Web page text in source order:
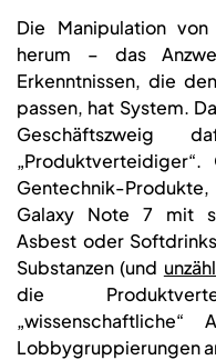
Die Manipulation
herum – das
Erkenntnissen, die
passen, hat System.
Geschäftszweig
Gentechnik-
Galaxy Note 7 mit
Asbest oder
Substanzen (und
die
Lobbygruppierungen